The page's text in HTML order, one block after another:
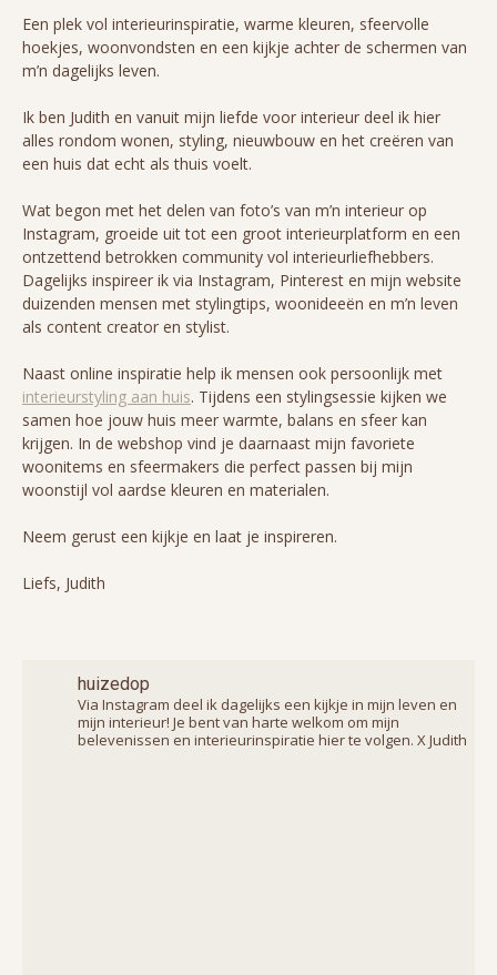
Een plek vol interieurinspiratie, warme kleuren, sfeervolle
hoekjes, woonvondsten en een kijkje achter de schermen van
m’n dagelijks leven.
Ik ben Judith en vanuit mijn liefde voor interieur deel ik hier
alles rondom wonen, styling, nieuwbouw en het creëren van
een huis dat echt als thuis voelt.
Wat begon met het delen van foto’s van m’n interieur op
Instagram, groeide uit tot een groot interieurplatform en een
ontzettend betrokken community vol interieurliefhebbers.
Dagelijks inspireer ik via Instagram, Pinterest en mijn website
duizenden mensen met stylingtips, woonideeën en m’n leven
als content creator en stylist.
Naast online inspiratie help ik mensen ook persoonlijk met
interieurstyling aan huis. Tijdens een stylingsessie kijken we
samen hoe jouw huis meer warmte, balans en sfeer kan
krijgen. In de webshop vind je daarnaast mijn favoriete
woonitems en sfeermakers die perfect passen bij mijn
woonstijl vol aardse kleuren en materialen.
Neem gerust een kijkje en laat je inspireren.
Liefs, Judith
huizedop
Via Instagram deel ik dagelijks een kijkje in mijn leven en
mijn interieur! Je bent van harte welkom om mijn
belevenissen en interieurinspiratie hier te volgen. X Judith